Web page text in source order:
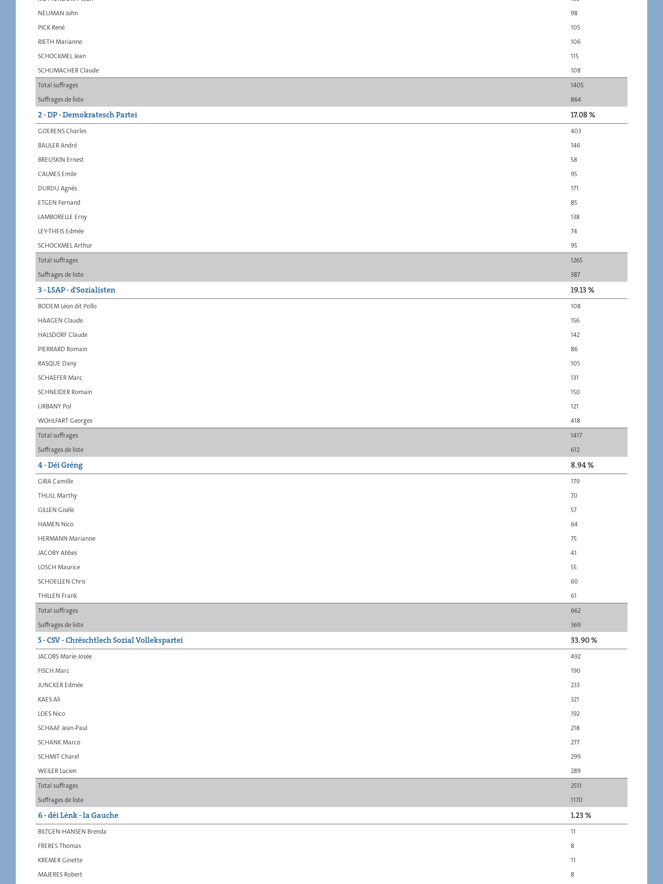
NEUMAN John
98
PICK René
105
RIETH Marianne
106
SCHOCKMEL Jean
115
SCHUMACHER Claude
108
Total suffrages
1405
Suffrages de liste
864
2 - DP - Demokratesch Partei 17.08 %
GOERENS Charles
403
BAULER André
146
BREUSKIN Ernest
58
CALMES Emile
95
DURDU Agnès
171
ETGEN Fernand
85
LAMBORELLE Erny
138
LEY-THEIS Edmée
74
SCHOCKMEL Arthur
95
Total suffrages
1265
Suffrages de liste
387
3 - LSAP - d'Sozialisten 19.13 %
BODEM Léon dit Pollo
108
HAAGEN Claude
156
HALSDORF Claude
142
PIERRARD Romain
86
RASQUE Dany
105
SCHAEFER Marc
131
SCHNEIDER Romain
150
URBANY Pol
121
WOHLFART Georges
418
Total suffrages
1417
Suffrages de liste
612
4 - Déi Gréng 8.94 %
GIRA Camille
179
THULL Marthy
70
GILLEN Gisèle
57
HAMEN Nico
64
HERMANN Marianne
75
JACOBY Abbes
41
LOSCH Maurice
55
SCHOELLEN Chris
60
THILLEN Frank
61
Total suffrages
662
Suffrages de liste
369
5 - CSV - Chrëschtlech Sozial Vollekspartei 33.90 %
JACOBS Marie-Josée
492
FISCH Marc
190
JUNCKER Edmée
233
KAES Ali
321
LOES Nico
192
SCHAAF Jean-Paul
218
SCHANK Marco
277
SCHMIT Charel
299
WEILER Lucien
289
Total suffrages
2511
Suffrages de liste
1170
6 - déi Lénk - la Gauche 1.23 %
BILTGEN-HANSEN Brenda
11
FRERES Thomas
8
KREMER Ginette
11
MAJERES Robert
8